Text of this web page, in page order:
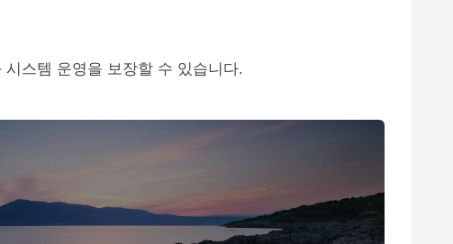
스템 운영을 보장할 수 있습니다.